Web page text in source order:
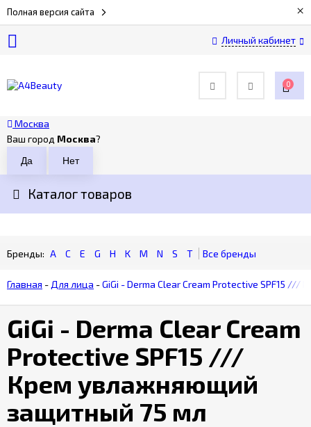
Полная версия сайта ×
Личный кабинет
компании
Оплата
Доставка
Контакты
Политика
Гарантия
качества
товара
программа
0
Москва
Ваш город Москва?
Каталог товаров
A C E G H K M N S T
Главная - Для лица -GiGi - Derma Clear Cream Protective SPF15
GiGi - Derma Clear Cream
Protective SPF15 ///
Крем увлажняющий
защитный 75 мл